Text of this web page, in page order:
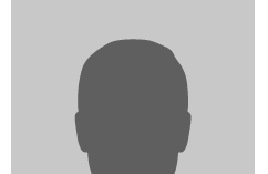
ADVOKÁTNÍ DENÍK
KONTAKT